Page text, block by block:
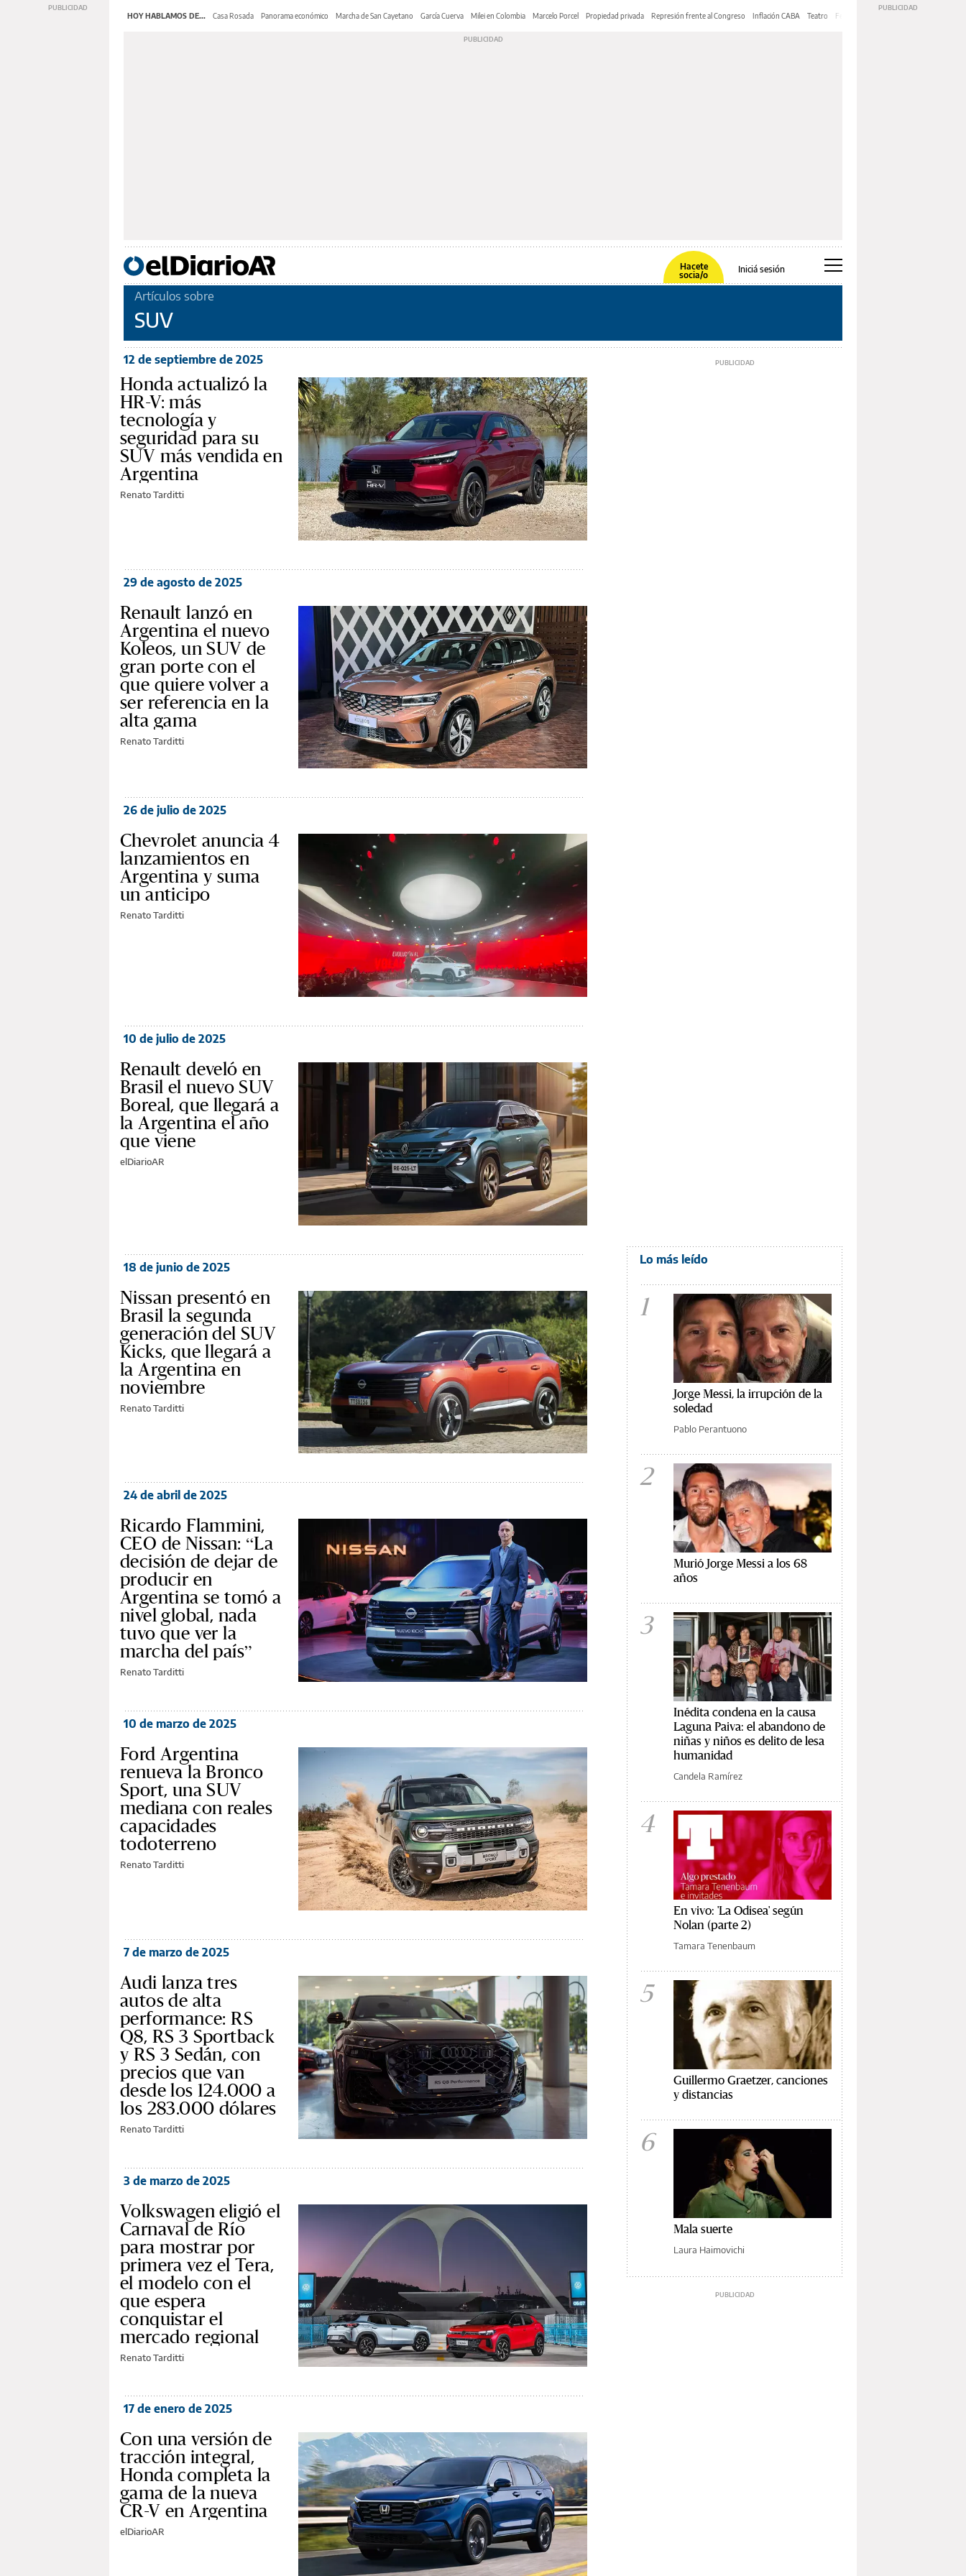
HOY HABLAMOS DE... Casa Rosada Panorama económico Marcha de San Cayetano García Cuerva Milei en Colombia Marcelo Porcel Propiedad privada Represión frente al Congreso Inflación CABA Teatro Feria de Editores
Hacete
socia/o
Iniciá sesión
Artículos sobre
SUV
12 de septiembre de 2025
Honda actualizó la
HR-V: más
tecnología y
seguridad para su
SUV más vendida en
Argentina
Renato Tarditti
29 de agosto de 2025
Renault lanzó en
Argentina el nuevo
Koleos, un SUV de
gran porte con el
que quiere volver a
ser referencia en la
alta gama
Renato Tarditti
26 de julio de 2025
Chevrolet anuncia 4
lanzamientos en
Argentina y suma
un anticipo
Renato Tarditti
10 de julio de 2025
Renault develó en
Brasil el nuevo SUV
Boreal, que llegará a
la Argentina el año
que viene
elDiarioAR
18 de junio de 2025
Nissan presentó en
Brasil la segunda
generación del SUV
Kicks, que llegará a
la Argentina en
noviembre
Renato Tarditti
24 de abril de 2025
Ricardo Flammini,
CEO de Nissan: “La
decisión de dejar de
producir en
Argentina se tomó a
nivel global, nada
tuvo que ver la
marcha del país”
Renato Tarditti
10 de marzo de 2025
Ford Argentina
renueva la Bronco
Sport, una SUV
mediana con reales
capacidades
todoterreno
Renato Tarditti
7 de marzo de 2025
Audi lanza tres
autos de alta
performance: RS
Q8, RS 3 Sportback
y RS 3 Sedán, con
precios que van
desde los 124.000 a
los 283.000 dólares
Renato Tarditti
3 de marzo de 2025
Volkswagen eligió el
Carnaval de Río
para mostrar por
primera vez el Tera,
el modelo con el
que espera
conquistar el
mercado regional
Renato Tarditti
17 de enero de 2025
Con una versión de
tracción integral,
Honda completa la
gama de la nueva
CR-V en Argentina
elDiarioAR
Lo más leído
1
Jorge Messi, la irrupción de la
soledad
Pablo Perantuono
2
Murió Jorge Messi a los 68
años
3
Inédita condena en la causa
Laguna Paiva: el abandono de
niñas y niños es delito de lesa
humanidad
Candela Ramírez
4
En vivo: 'La Odisea' según
Nolan (parte 2)
Tamara Tenenbaum
5
Guillermo Graetzer, canciones
y distancias
6
Mala suerte
Laura Haimovichi